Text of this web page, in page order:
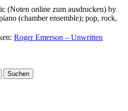
(Noten online zum ausdrucken) by
(chamber ensemble); pop, rock,
Roger Emerson – Unwritten